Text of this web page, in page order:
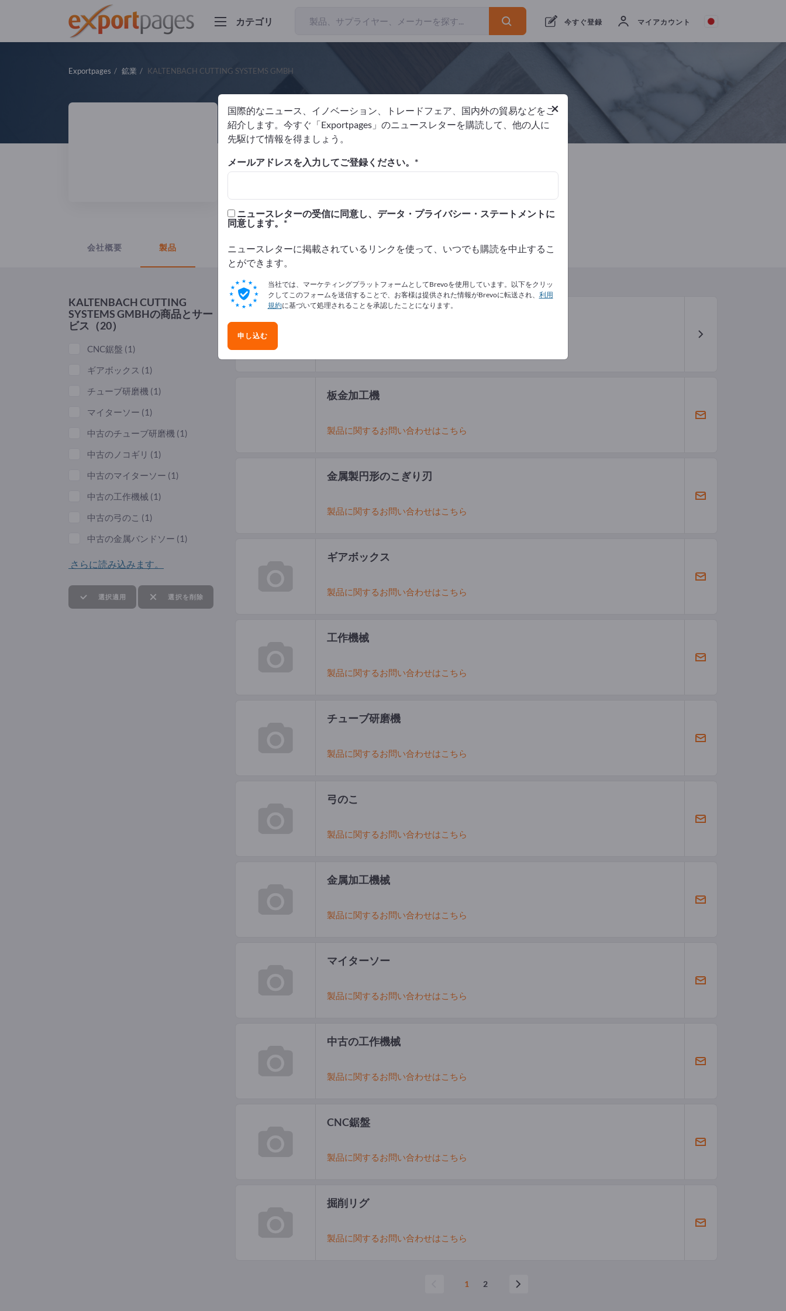
カテゴリ 今すぐ登録 マイアカウント
Exportpages 鉱業 KALTENBACH CUTTING SYSTEMS GMBH
KALTENBACH CUTTING SYSTEMS GMBH
製造元 ドイツ リクエストを送信
会社概要 製品
KALTENBACH CUTTING
SYSTEMS GMBHの商品とサー
ビス（20）
CNC鋸盤 (1)
ギアボックス (1)
チューブ研磨機 (1)
マイターソー (1)
中古のチューブ研磨機 (1)
中古のノコギリ (1)
中古のマイターソー (1)
中古の工作機械 (1)
中古の弓のこ (1)
中古の金属バンドソー (1)
さらに読み込みます。
選択適用 選択を削除
板金加工機
製品に関するお問い合わせはこちら
金属製円形のこぎり刃
製品に関するお問い合わせはこちら
ギアボックス
製品に関するお問い合わせはこちら
工作機械
製品に関するお問い合わせはこちら
チューブ研磨機
製品に関するお問い合わせはこちら
弓のこ
製品に関するお問い合わせはこちら
金属加工機械
製品に関するお問い合わせはこちら
マイターソー
製品に関するお問い合わせはこちら
中古の工作機械
製品に関するお問い合わせはこちら
CNC鋸盤
製品に関するお問い合わせはこちら
掘削リグ
製品に関するお問い合わせはこちら
1 2
×
国際的なニュース、イノベーション、トレードフェア、国内外の貿易などをご
紹介します。今すぐ「Exportpages」のニュースレターを購読して、他の人に
先駆けて情報を得ましょう。
メールアドレスを入力してご登録ください。
ニュースレターの受信に同意し、データ・プライバシー・ステートメントに
同意します。
ニュースレターに掲載されているリンクを使って、いつでも購読を中止するこ
とができます。
当社では、マーケティングプラットフォームとしてBrevoを使用しています。以下をクリッ
クしてこのフォームを送信することで、お客様は提供された情報がBrevoに転送され、 利用
規約に基づいて処理されることを承認したことになります。
申し込む